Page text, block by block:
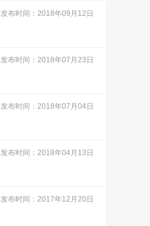
发布时间：2018年09月12日
发布时间：2018年07月23日
发布时间：2018年07月04日
发布时间：2018年04月13日
发布时间：2017年12月20日